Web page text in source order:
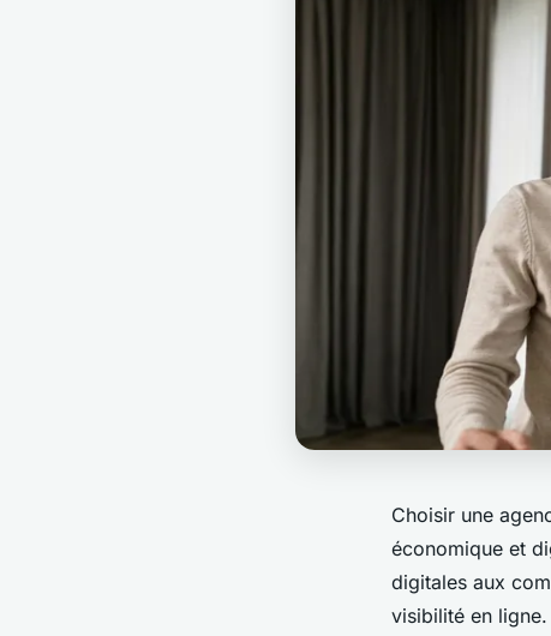
Choisir une
économique et
digitales aux
visibilité en